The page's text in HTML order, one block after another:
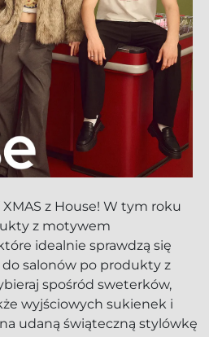
XMAS z House! W tym roku
z motywem
idealnie sprawdzą się
salonów po produkty z
spośród sweterków,
wyjściowych sukienek i
udaną świąteczną stylówkę